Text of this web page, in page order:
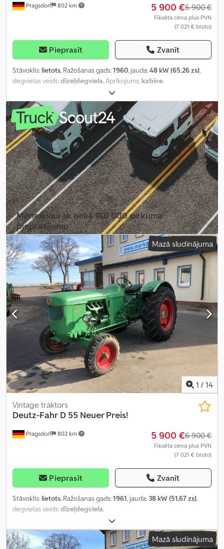
Pragsdorf 802 km 5 900 €6 900 €
Fiksēta cena plus PVN
(7 021 € bruto)
Pieprasīt Zvanīt
Stāvoklis: lietots, Ražošanas gads:1960, jauda:48 kW (65,26 zs),
degvielas veids:dīzeļdegviela, Aprīkojums: kabīne,
Mēnesī vairāk nekā 140 000 pirkuma
pieprasījumu
Izvēlēties tirgotāja paketiMazā sludinājuma
1 / 14
Pragsdorf 802 km
Vintage traktors
Deutz-Fahr D 55 Neuer Preis!
5 900 €6 900 €
Fiksēta cena plus PVN
(7 021 € bruto)
Pieprasīt Zvanīt
Stāvoklis: lietots, Ražošanas gads:1961, jauda: 38 kW (51,67 zs),
degvielas veids:dīzeļdegviela,
Mazā sludinājuma